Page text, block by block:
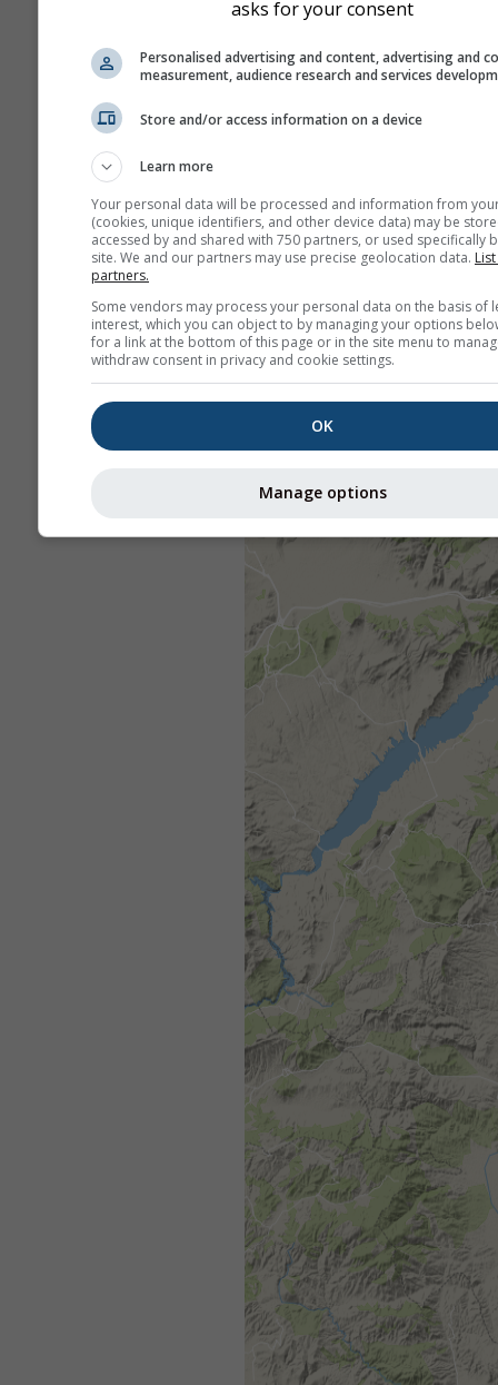
asks for your consent
Personalised advertising and content, advertising and
measurement, audience research and services
Store and/or access information on a device
Learn more
Your personal data will be processed and information from
(cookies, unique identifiers, and other device data) may be
accessed by and shared with 750 partners, or used specifically
site. We and our partners may use precise geolocation data.
partners.
Some vendors may process your personal data on the basis of
interest, which you can object to by managing your options
for a link at the bottom of this page or in the site menu to
withdraw consent in privacy and cookie settings.
OK
Manage options